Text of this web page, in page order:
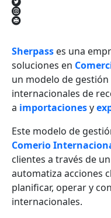
Sherpass es una
soluciones en
un modelo de
internacionales de
a importacionesy
Este modelo de
Comerio
clientes a través de
automatiza acciones
planificar, operar y
internacionales.